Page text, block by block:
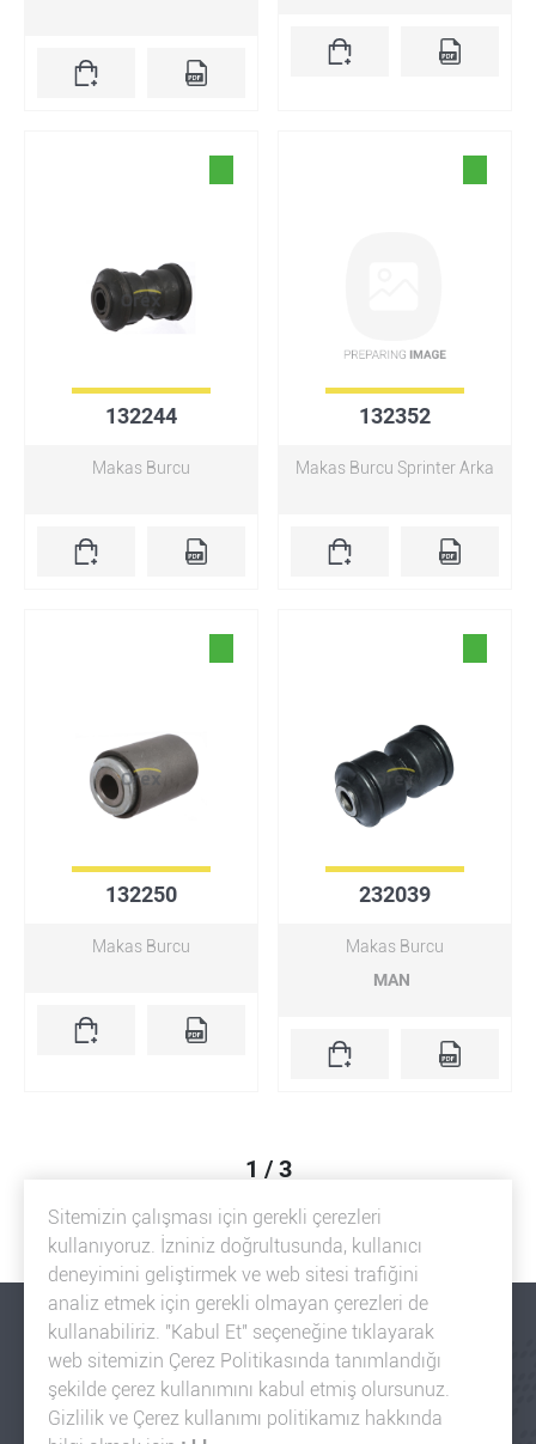
132244
Makas Burcu
132352
Makas Burcu Sprinter Arka
132250
Makas Burcu
232039
Makas Burcu
MAN
1 / 3
1
3
Sitemizin çalışması için gerekli çerezleri
kullanıyoruz. İzniniz doğrultusunda, kullanıcı
deneyimini geliştirmek ve web sitesi trafiğini
analiz etmek için gerekli olmayan çerezleri de
kullanabiliriz. "Kabul Et" seçeneğine tıklayarak
web sitemizin Çerez Politikasında tanımlandığı
şekilde çerez kullanımını kabul etmiş olursunuz.
Gizlilik ve Çerez kullanımı politikamız hakkında